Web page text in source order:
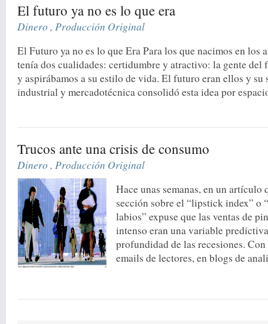
El futuro ya no es lo que era
Dinero ,Producción Original
El Futuro ya no es lo que Era Para los que nacimos en los
tenía dos cualidades: certidumbre y atractivo: la gente
y aspirábamos a su estilo de vida. El futuro eran ellos y
industrial y mercadotécnica consolidó esta idea por
Trucos ante una crisis de consumo
Dinero ,Producción Original
Hace unas semanas, en un artículo
sección sobre el “lipstick index” o
labios” expuse que las ventas de
intenso eran una variable
profundidad de las recesiones.
emails de lectores, en blogs de